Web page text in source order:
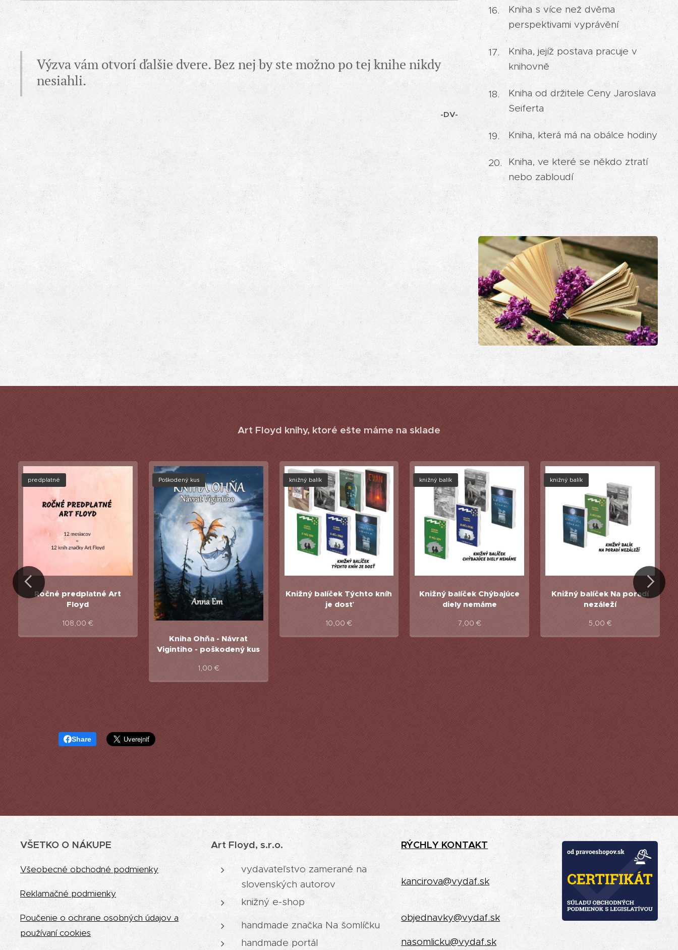
Výzva vám otvorí ďalšie dvere. Bez nej by ste možno po tej knihe nikdy
nesiahli.
-DV-
Kniha s více než dvěma
perspektivami vyprávění
Kniha, jejíž postava pracuje v
knihovně
Kniha od držitele Ceny Jaroslava
Seiferta
Kniha, která má na obálce hodiny
Kniha, ve které se někdo ztratí
nebo zabloudí
Art Floyd knihy, ktoré ešte máme na sklade
Ročné predplatné Art
Floyd
predplatné
108,00€
Kniha Ohňa - Návrat
Vigintiho - poškodený kus
Poškodený kus
1,00€
Knižný balíček Týchto kníh
je dosť
knižný balík
10,00€
Knižný balíček Chýbajúce
diely nemáme
knižný balík
7,00€
Knižný balíček Na poradí
nezáleží
knižný balík
5,00€
Share
VŠETKO O NÁKUPE
Všeobecné obchodné podmienky
Reklamačné podmienky
Poučenie o ochrane osobných údajov a
používaní cookies
Art Floyd, s.r.o.
vydavateľstvo zamerané na
slovenských autorov
knižný e-shop
handmade značka Na šomlíčku
handmade portál
RÝCHLYKONTAKT
kancirova@vydaf.sk
objednavky@vydaf.sk
nasomlicku@vydaf.sk